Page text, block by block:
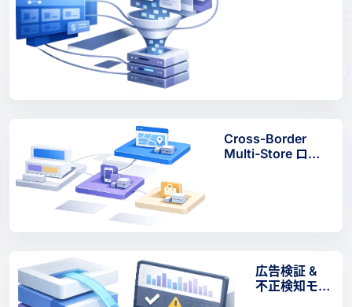
Cross-Border
Multi-Store ログ
広告検証 &
不正検知モ